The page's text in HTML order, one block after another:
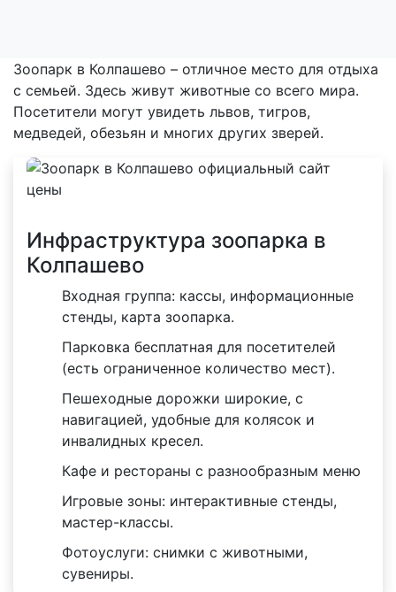
Зоопарк в Колпашево – отличное место для отдыха
с семьей. Здесь живут животные со всего мира.
Посетители могут увидеть львов, тигров,
медведей, обезьян и многих других зверей.
Инфраструктура зоопарка в
Колпашево
Входная группа: кассы, информационные
стенды, карта зоопарка.
Парковка бесплатная для посетителей
(есть ограниченное количество мест).
Пешеходные дорожки широкие, с
навигацией, удобные для колясок и
инвалидных кресел.
Кафе и рестораны с разнообразным меню
Игровые зоны: интерактивные стенды,
мастер-классы.
Фотоуслуги: снимки с животными,
сувениры.